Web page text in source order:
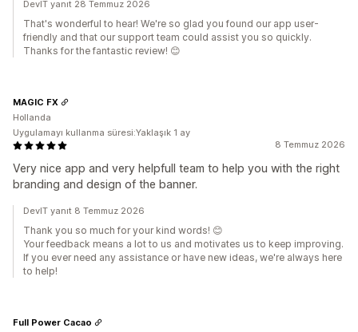
DevIT yanıt 28 Temmuz 2026
That's wonderful to hear! We're so glad you found our app user-
friendly and that our support team could assist you so quickly.
Thanks for the fantastic review! 😊
8 Temmuz 2026
Very nice app and very helpfull team to help you with the right
branding and design of the banner.
MAGIC FX
Hollanda
Uygulamayı kullanma süresi:Yaklaşık 1 ay
DevIT yanıt 8 Temmuz 2026
Thank you so much for your kind words! 😊
Your feedback means a lot to us and motivates us to keep improving.
If you ever need any assistance or have new ideas, we're always here
to help!
Full Power Cacao